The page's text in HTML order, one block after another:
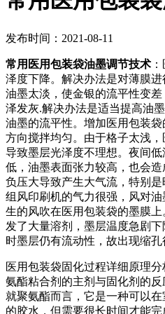
发布时间：2021-08-11
常用医用包装袋油墨调节技术
泽度下降。解决办法是对薄膜
油墨太淡，使金银的流平性变
泽发灰.解决办法是适当提高油
油墨的流平性。增加医用包装
方向搅拌均匀。由于格子太浅，
导致墨层光泽度不理想。夜间
低，油墨表面张力较高，也会
负压大导致产生大气流，特别
组风印刷机的气力很强，风对
生的风吹在医用包装袋的墨膜
发了大量溶剂，墨层温度急剧
时墨层仍有流动性，故出现缩孔
医用包装袋固化过程详细原理
氨酯粘合剂的主剂与固化剂的反
就聚氨酯而言，它是一种可以
的胶水，但需要很长时间才能